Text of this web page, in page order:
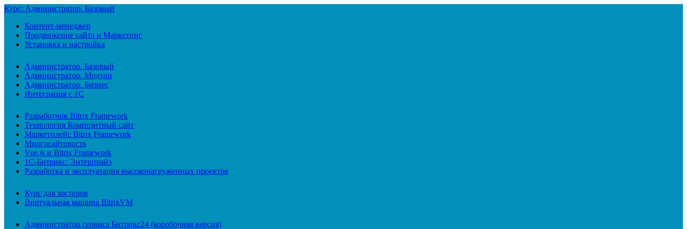
Курс: Администратор. Базовый
Контент-менеджер
Продвижение сайта и Маркетинг
Установка и настройка
Администратор. Базовый
Администратор. Модули
Администратор. Бизнес
Интеграция с 1С
Разработчик Bitrix Framework
Технология Композитный сайт
Маркетплейс Bitrix Framework
Многосайтовость
Vue.js и Bitrix Framework
1С-Битрикс: Энтерпрайз
Разработка и эксплуатация высоконагруженных проектов
Курс для хостеров
Виртуальная машина BitrixVM
Администратор сервиса Битрикс24 (коробочная версия)